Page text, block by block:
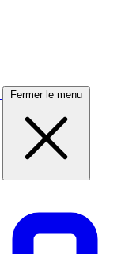
Fermer le menu